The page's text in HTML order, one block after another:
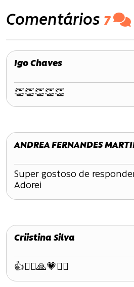
v
e
g
a
ç
ã
o
d
e
P
s
Comentários 7
Igo Chaves
👏👏👏👏👏
ANDREA FERNANDES
Super gostoso de
Adorei
Criistina Silva
👍🙆‍♂️🙏💗👱‍♀️